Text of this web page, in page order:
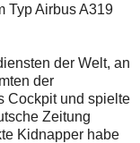
Typ Airbus A319
der Welt, an
der
Cockpit und spielte
Zeitung
Kidnapper habe